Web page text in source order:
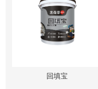
回填宝